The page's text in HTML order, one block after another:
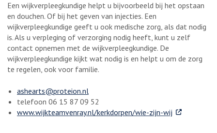
Een wijkverpleegkundige helpt u bijvoorbeeld bij het opstaan
en douchen. Of bij het geven van injecties. Een
wijkverpleegkundige geeft u ook medische zorg, als dat nodig
is. Als u verpleging of verzorging nodig heeft, kunt u zelf
contact opnemen met de wijkverpleegkundige. De
wijkverpleegkundige kijkt wat nodig is en helpt u om de zorg
te regelen, ook voor familie.
ashearts@proteion.nl
telefoon 06 15 87 09 52
www.wijkteamvenray.nl/kerkdorpen/wie-zijn-wij . Externe link